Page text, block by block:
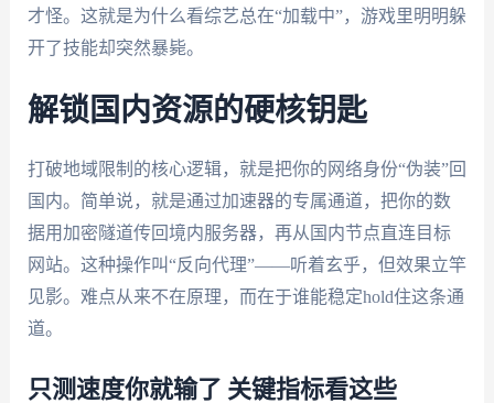
才怪。这就是为什么看综艺总在“加载中”，游戏里明明躲
开了技能却突然暴毙。
解锁国内资源的硬核钥匙
打破地域限制的核心逻辑，就是把你的网络身份“伪装”回
国内。简单说，就是通过加速器的专属通道，把你的数
据用加密隧道传回境内服务器，再从国内节点直连目标
网站。这种操作叫“反向代理”——听着玄乎，但效果立竿
见影。难点从来不在原理，而在于谁能稳定hold住这条通
道。
只测速度你就输了 关键指标看这些